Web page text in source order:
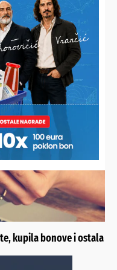
DANA OPĆINE MOLVE
velika fešta
kupila bonove i ostala